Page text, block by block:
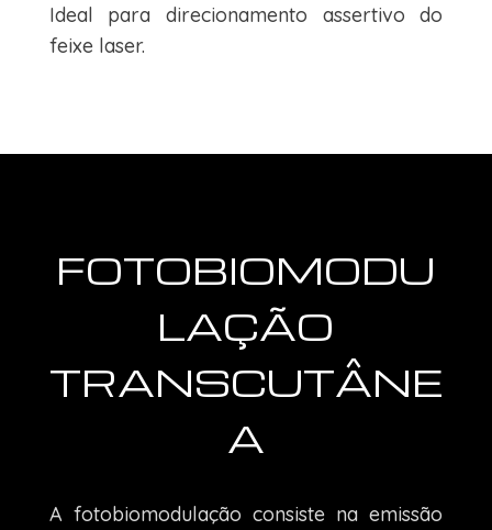
Ideal para direcionamento assertivo do
feixe laser.
FOTOBIOMODU
LAÇÃO
TRANSCUTÂNE
A
A fotobiomodulação consiste na emissão